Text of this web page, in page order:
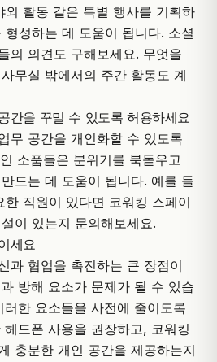
외 활동 같은 특별 행사를 기획하
성하는 데 도움이 됩니다. 소셜
의 의견도 구해보세요. 무엇을
무실 밖에서의 주간 활동도 계
간을 꾸밀 수 있도록 허용하세요
무 공간을 개인화할 수 있도록
소품들은 분위기를 북돋우고
드는 데 도움이 됩니다. 예를 들
직원이 있다면 코워킹 스페이
이 있는지 문의해보세요.
세요
과 협업을 촉진하는 큰 장점이
방해 요소가 문제가 될 수 있습
한 요소들을 사전에 줄이도록
드폰 사용을 권장하고, 코워킹
충분한 개인 공간을 제공하는지